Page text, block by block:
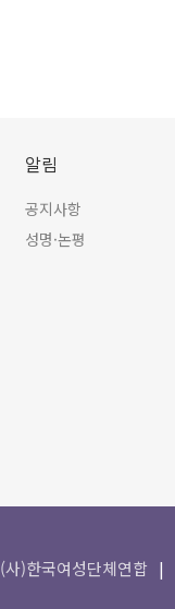
알림
공지사항
성명·논평
(사)한국여성단체연합